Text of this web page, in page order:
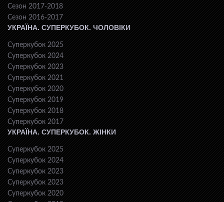
Сезон 2017-2018
Сезон 2016-2017
УКРАЇНА. СУПЕРКУБОК. ЧОЛОВІКИ
Суперкубок 2025
Суперкубок 2024
Суперкубок 2023
Суперкубок 2021
Суперкубок 2020
Суперкубок 2019
Суперкубок 2018
Суперкубок 2017
УКРАЇНА. СУПЕРКУБОК. ЖІНКИ
Суперкубок 2025
Суперкубок 2024
Суперкубок 2023
Суперкубок 2023
Суперкубок 2020